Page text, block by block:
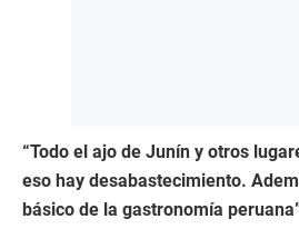
“Todo el ajo de Junín y otros
eso hay desabastecimiento.
básico de la gastronomía